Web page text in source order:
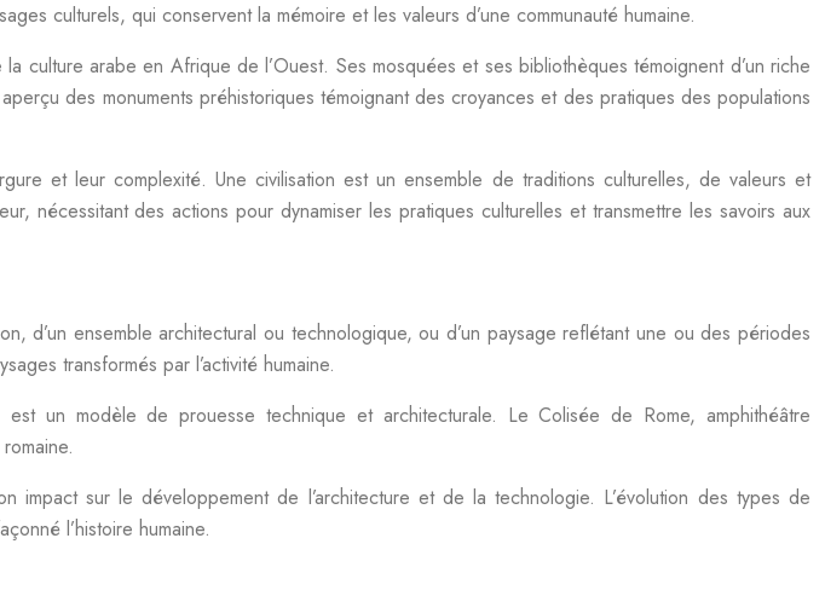
culturels, qui conservent la mémoire et les valeurs d’une communauté humaine.
culture arabe en Afrique de l’Ouest. Ses mosquées et ses bibliothèques témoignent d’un riche
des monuments préhistoriques témoignant des croyances et des pratiques des populations
et leur complexité. Une civilisation est un ensemble de traditions culturelles, de valeurs et
nécessitant des actions pour dynamiser les pratiques culturelles et transmettre les savoirs aux
d’un ensemble architectural ou technologique, ou d’un paysage reflétant une ou des périodes
transformés par l’activité humaine.
un modèle de prouesse technique et architecturale. Le Colisée de Rome, amphithéâtre
sur le développement de l’architecture et de la technologie. L’évolution des types de
l’histoire humaine.